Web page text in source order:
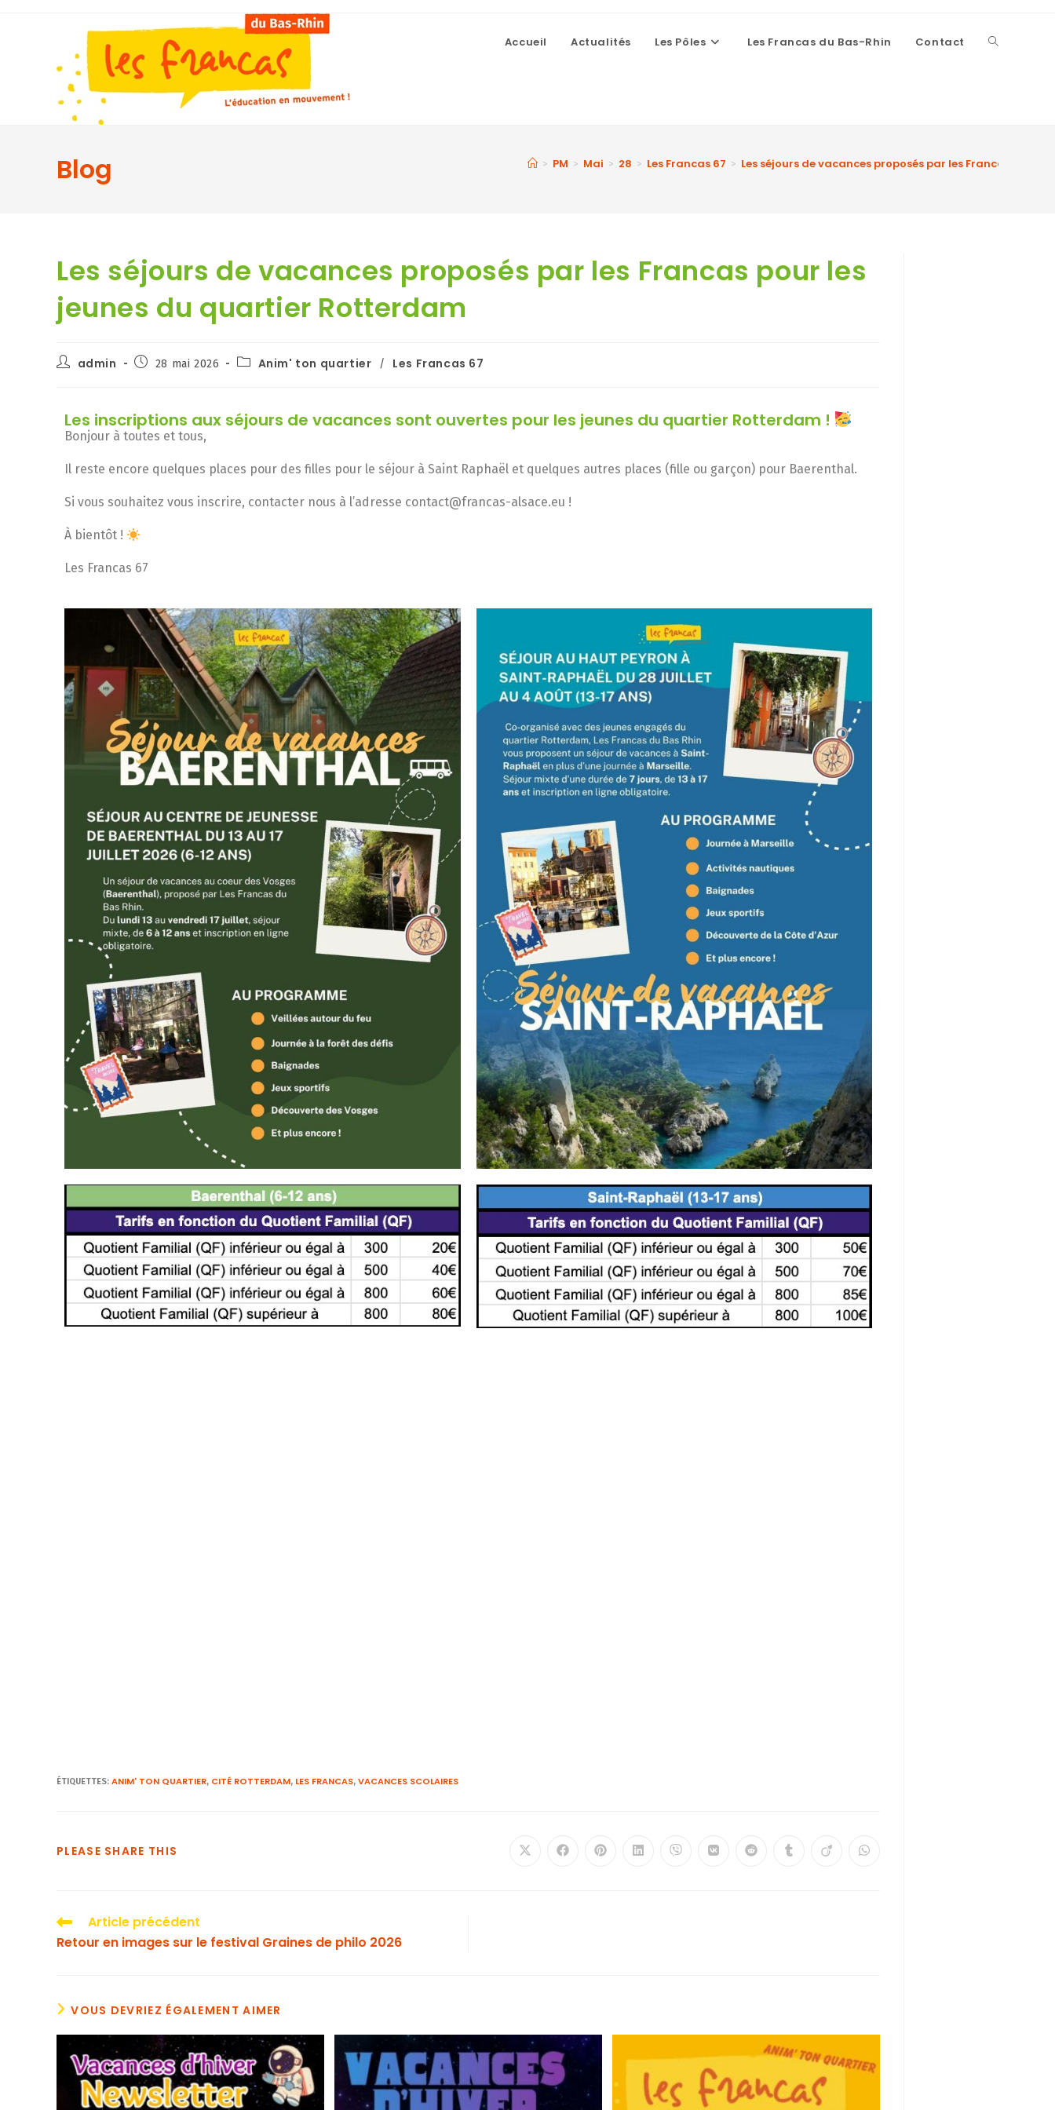
Accueil Actualités Les Pôles Les Francas du Bas-Rhin Contact
Blog > PM > Mai > 28 > Les Francas 67 > Les séjours de vacances proposés par les Francas pour
Les séjours de vacances proposés par les Francas pour les
jeunes du quartier Rotterdam
admin 28 mai 2026 Anim' ton quartier / Les Francas 67
Les inscriptions aux séjours de vacances sont ouvertes pour les jeunes du quartier Rotterdam !
Bonjour à toutes et tous,
Il reste encore quelques places pour des filles pour le séjour à Saint Raphaël et quelques autres places (fille ou garçon) pour Baerenthal.
Si vous souhaitez vous inscrire, contacter nous à l’adresse contact@francas-alsace.eu !
À bientôt !
Les Francas 67
ÉTIQUETTES: ANIM' TON QUARTIER, CITÉ ROTTERDAM, LES FRANCAS, VACANCES SCOLAIRES
PLEASE SHARE THIS
Article précédent
Retour en images sur le festival Graines de philo 2026
VOUS DEVRIEZ ÉGALEMENT AIMER